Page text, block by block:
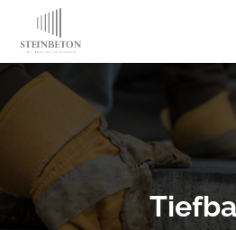
Skip to main content